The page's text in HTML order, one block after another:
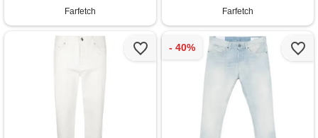
Farfetch Farfetch